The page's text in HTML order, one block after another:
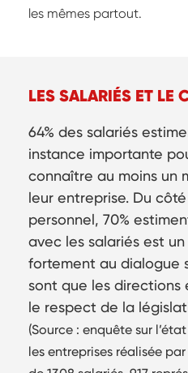
les mêmes partout.
LES SALARIÉS ET LE
64% des salariés
instance importante
connaître au moins un
leur entreprise. Du
personnel, 70%
avec les salariés est
fortement au dialogue
sont que les directions
le respect de la
(Source : enquête sur
les entreprises réalisée